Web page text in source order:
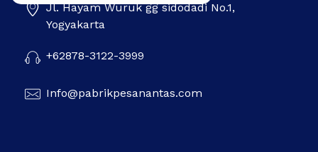
Pabrik Pesanan Tas Jl. Hayam Wuruk gg sidodadi No.1,
Yogyakarta
+62878-3122-3999
Info@pabrikpesanantas.com